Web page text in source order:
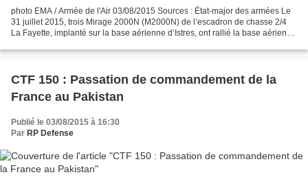
photo EMA / Armée de l'Air 03/08/2015 Sources : État-major des armées Le
31 juillet 2015, trois Mirage 2000N (M2000N) de l’escadron de chasse 2/4
La Fayette, implanté sur la base aérienne d’Istres, ont rallié la base aérienne
CTF 150 : Passation de commandement de la
France au Pakistan
Publié le 03/08/2015 à 16:30
Par RP Defense